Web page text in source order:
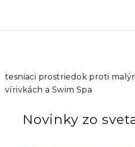
tesniaci prostriedok proti
vírivkách a Swim Spa
Novinky zo